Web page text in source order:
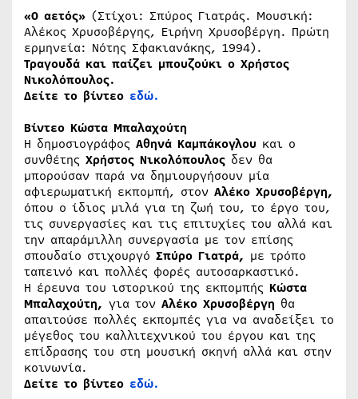
«Ο αετός» (Στίχοι: Σπύρος Γιατράς. Μουσική:
Αλέκος Χρυσοβέργης, Ειρήνη Χρυσοβέργη. Πρώτη
ερμηνεία: Νότης Σφακιανάκης, 1994).
Τραγουδά και παίζει μπουζούκι ο Χρήστος
Νικολόπουλος.
Δείτε το βίντεο εδώ.
Βίντεο Κώστα Μπαλαχούτη
Η δημοσιογράφος Αθηνά Καμπάκογλου και ο
συνθέτης Χρήστος Νικολόπουλος δεν θα
μπορούσαν παρά να δημιουργήσουν μία
αφιερωματική εκπομπή, στον Αλέκο Χρυσοβέργη,
όπου ο ίδιος μιλά για τη ζωή του, το έργο του,
τις συνεργασίες και τις επιτυχίες του αλλά και
την απαράμιλλη συνεργασία με τον επίσης
σπουδαίο στιχουργό Σπύρο Γιατρά, με τρόπο
ταπεινό και πολλές φορές αυτοσαρκαστικό.
Η έρευνα του ιστορικού της εκπομπής Κώστα
Μπαλαχούτη, για τον Αλέκο Χρυσοβέργη θα
απαιτούσε πολλές εκπομπές για να αναδείξει το
μέγεθος του καλλιτεχνικού του έργου και της
επίδρασης του στη μουσική σκηνή αλλά και στην
κοινωνία.
Δείτε το βίντεο εδώ.